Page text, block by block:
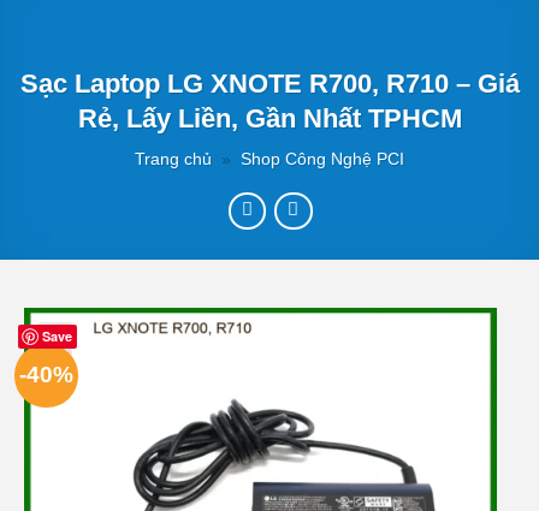
Sạc Laptop LG XNOTE R700, R710 – Giá
Rẻ, Lấy Liền, Gần Nhất TPHCM
Trang chủ » Shop Công Nghệ PCI
Save
-40%